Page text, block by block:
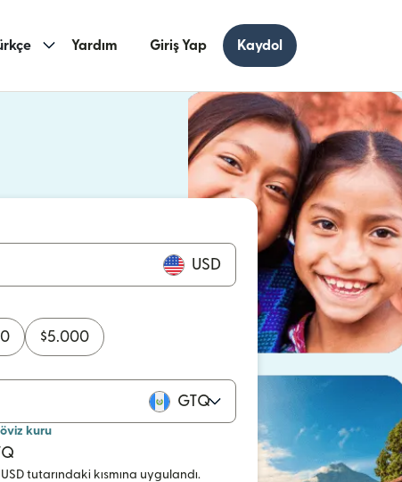
Yardım Giriş Yap Kaydol
USD
$5.000
GTQ
kuru
tutarındaki kısmına uygulandı.